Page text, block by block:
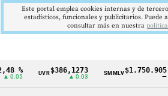
Cintillo
% UVR$386,1273
▲ 0.03
SMMLV$1.750.905
Este portal emplea cookies internas y de
estadísticos, funcionales y publicitarios. Puede
consultar más en nuestra